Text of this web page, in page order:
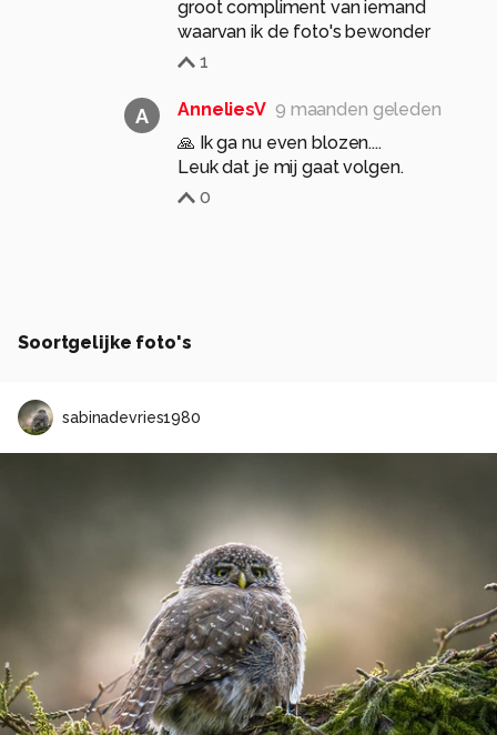
groot compliment van iemand
waarvan ik de foto's bewonder
1
A AnneliesV 9 maanden geleden
🙏 Ik ga nu even blozen....
Leuk dat je mij gaat volgen.
0
Soortgelijke foto's
sabinadevries1980